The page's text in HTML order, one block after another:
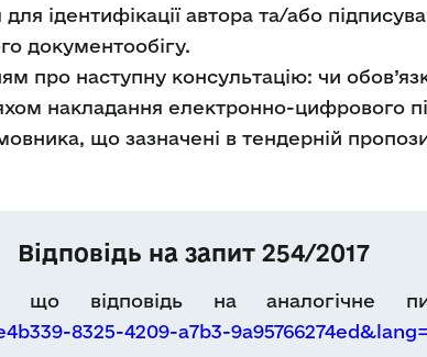
ідентифікації автора та/або
документообігу.
про наступну консультацію: чи
накладання електронно-цифрового
що зазначені в тендерній
Відповідь на запит 254/2017
що відповідь на аналогічне
8325-4209-a7b3-